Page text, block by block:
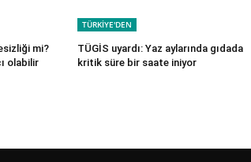
mi?
olabilir
TÜRKİYE'DEN
TÜGİS uyardı: Yaz aylarında gıdada
kritik süre bir saate iniyor